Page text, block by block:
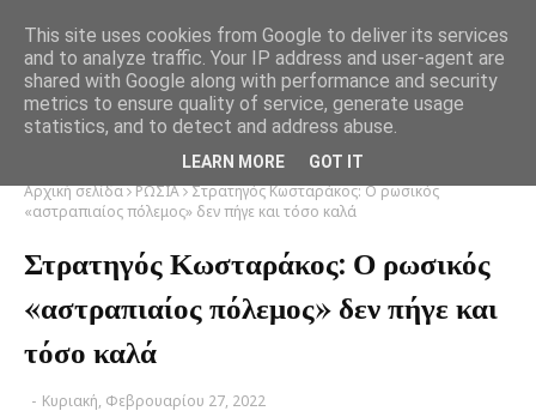
Αρχική σελίδα ΡΩΣΙΑ Στρατηγός Κωσταράκος: Ο ρωσικός
«αστραπιαίος πόλεμος» δεν πήγε και τόσο καλά
Στρατηγός Κωσταράκος: Ο ρωσικός
«αστραπιαίος πόλεμος» δεν πήγε και
τόσο καλά
- Κυριακή, Φεβρουαρίου 27, 2022
This site uses cookies from Google to deliver its services
and to analyze traffic. Your IP address and user-agent are
shared with Google along with performance and security
metrics to ensure quality of service, generate usage
statistics, and to detect and address abuse.
LEARN MORE GOT IT